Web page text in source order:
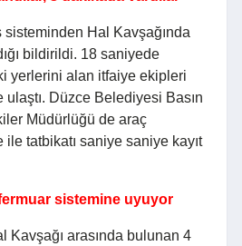
sisteminden Hal Kavşağında
bildirildi. 18 saniyede
yerlerini alan itfaiye ekipleri
ulaştı. Düzce Belediyesi Basın
Müdürlüğü de araç
tatbikatı saniye saniye kayıt
sistemine uyuyor
Kavşağı arasında bulunan 4